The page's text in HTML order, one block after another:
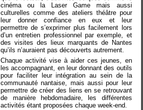
cinéma ou la Laser Game mais aussi
culturelles comme des ateliers théâtre pour
leur donner confiance en eux et leur
permettre de s’exprimer plus facilement lors
d’un entretien professionnel par exemple, et
des visites des lieux marquants de Nantes
qu’ils n’auraient pas découverts autrement.
Chaque activité vise à aider ces jeunes, en
les accompagnant, en leur donnant des outils
pour faciliter leur intégration au sein de la
communauté nantaise, mais aussi pour leur
permettre de créer des liens en se retrouvant
de manière hebdomadaire, les différentes
activités étant proposées chaque week-end.